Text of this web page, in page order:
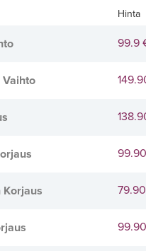
Hinta
99.9
Vaihto
Korjaus